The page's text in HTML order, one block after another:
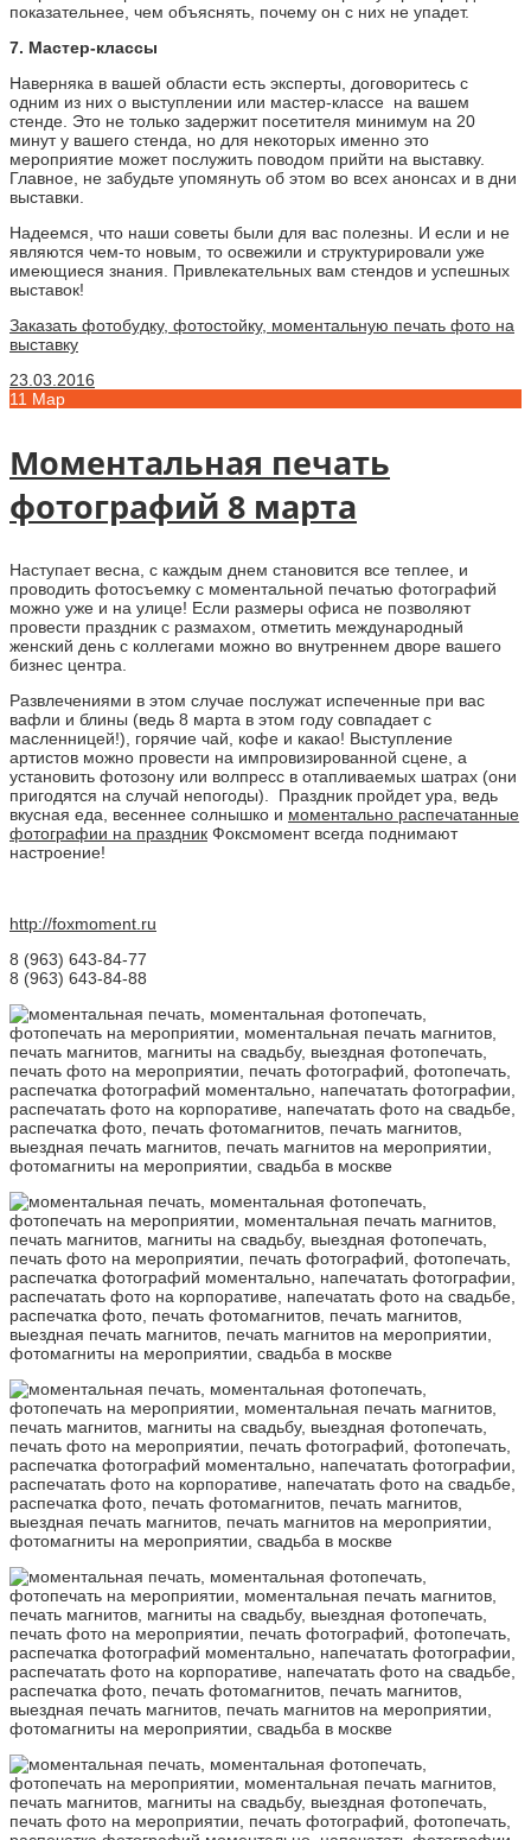
показательнее, чем объяснять, почему он с них не упадет.
7. Мастер-классы
Наверняка в вашей области есть эксперты, договоритесь с
одним из них о выступлении или мастер-классе на вашем
стенде. Это не только задержит посетителя минимум на 20
минут у вашего стенда, но для некоторых именно это
мероприятие может послужить поводом прийти на выставку.
Главное, не забудьте упомянуть об этом во всех анонсах и в дни
выставки.
Надеемся, что наши советы были для вас полезны. И если и не
являются чем-то новым, то освежили и структурировали уже
имеющиеся знания. Привлекательных вам стендов и успешных
выставок!
Заказать фотобудку, фотостойку, моментальную печать фото на
выставку
23.03.2016
11 Мар
Моментальная печать
фотографий 8 марта
Наступает весна, с каждым днем становится все теплее, и
проводить фотосъемку с моментальной печатью фотографий
можно уже и на улице! Если размеры офиса не позволяют
провести праздник с размахом, отметить международный
женский день с коллегами можно во внутреннем дворе вашего
бизнес центра.
Развлечениями в этом случае послужат испеченные при вас
вафли и блины (ведь 8 марта в этом году совпадает с
масленницей!), горячие чай, кофе и какао! Выступление
артистов можно провести на импровизированной сцене, а
установить фотозону или волпресс в отапливаемых шатрах (они
пригодятся на случай непогоды). Праздник пройдет ура, ведь
вкусная еда, весеннее солнышко и моментально распечатанные
фотографии на праздник Фоксмомент всегда поднимают
настроение!
http://foxmoment.ru
8 (963) 643-84-77
8 (963) 643-84-88